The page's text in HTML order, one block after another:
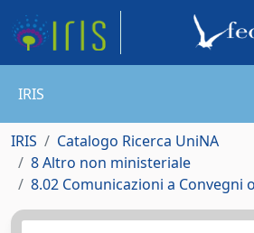
IRIS
IRIS
Catalogo Ricerca UniNA
8 Altro non ministeriale
8.02 Comunicazioni a Convegni